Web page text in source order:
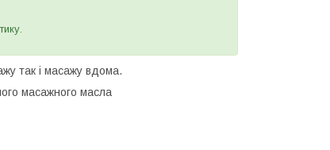
так і масажу вдома.
масажного масла